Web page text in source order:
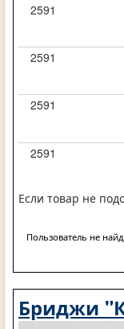
2591
2591
2591
2591
Если товар не
Пользователь не
Бриджи